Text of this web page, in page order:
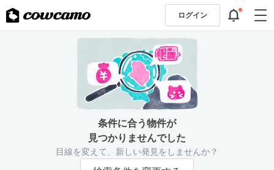
ログイン
条件に合う物件が
見つかりませんでした
目線を変えて、新しい発見をしませんか？